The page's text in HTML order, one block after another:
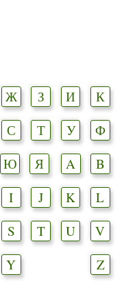
Ж З И
К
С Т У
Ф
Ю Я A
B
I J K
L
S T U
V
Y Z